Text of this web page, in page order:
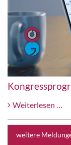
Weiterlesen …
weitere